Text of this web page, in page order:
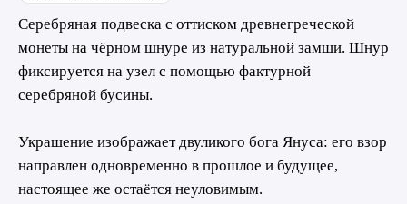
Серебряная подвеска с оттиском древнегреческой
монеты на чёрном шнуре из натуральной замши. Шнур
фиксируется на узел с помощью фактурной
серебряной бусины.
Украшение изображает двуликого бога Януса: его взор
направлен одновременно в прошлое и будущее,
настоящее же остаётся неуловимым.